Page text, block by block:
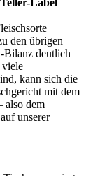
den übrigen
Bilanz deutlich
viele
kann sich die
mit dem
also dem
unserer